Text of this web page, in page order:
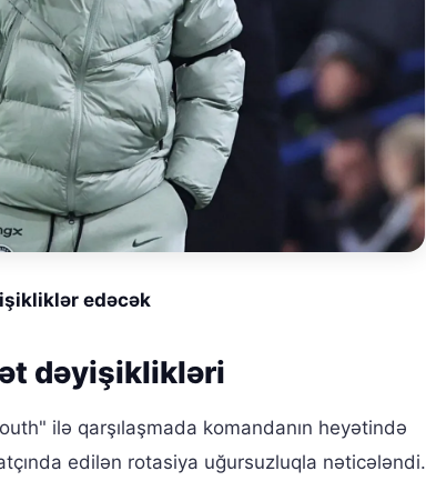
edəcək
dəyişiklikləri
ilə qarşılaşmada komandanın heyətində
edilən rotasiya uğursuzluqla nəticələndi.